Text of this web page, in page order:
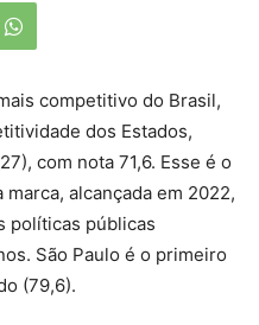
competitivo do Brasil,
dos Estados,
com nota 71,6. Esse é o
alcançada em 2022,
políticas públicas
São Paulo é o primeiro
(79,6).